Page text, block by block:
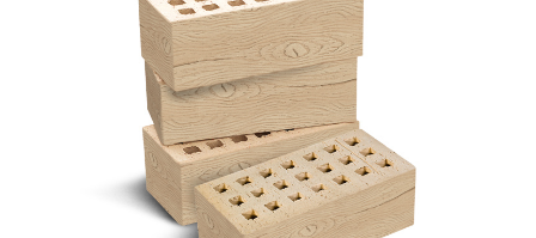
Личный кабинет